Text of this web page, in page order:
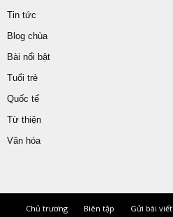
Tin tức
Blog chùa
Bài nổi bật
Tuổi trẻ
Quốc tế
Từ thiện
Văn hóa
Chủ trương Biên tập Gửi bài viết